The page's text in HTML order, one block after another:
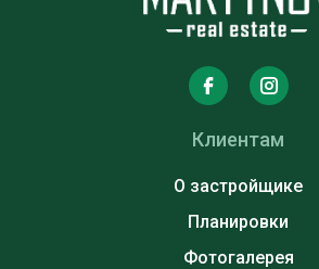
Клиентам
О застройщике
Планировки
Фотогалерея